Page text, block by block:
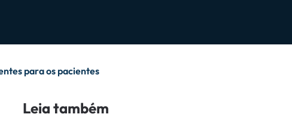
para os pacientes
Leia também